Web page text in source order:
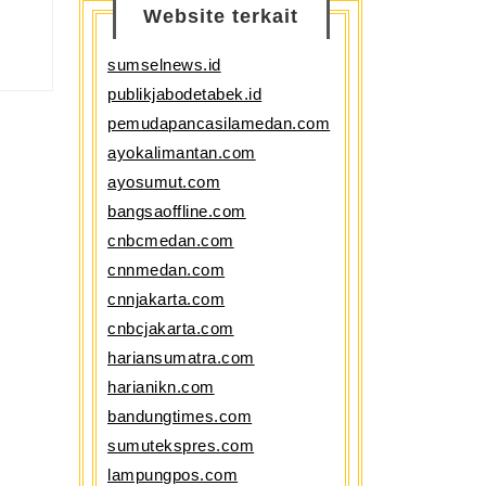
Website terkait
sumselnews.id
publikjabodetabek.id
pemudapancasilamedan.com
ayokalimantan.com
ayosumut.com
bangsaoffline.com
cnbcmedan.com
cnnmedan.com
cnnjakarta.com
cnbcjakarta.com
hariansumatra.com
harianikn.com
bandungtimes.com
sumutekspres.com
lampungpos.com